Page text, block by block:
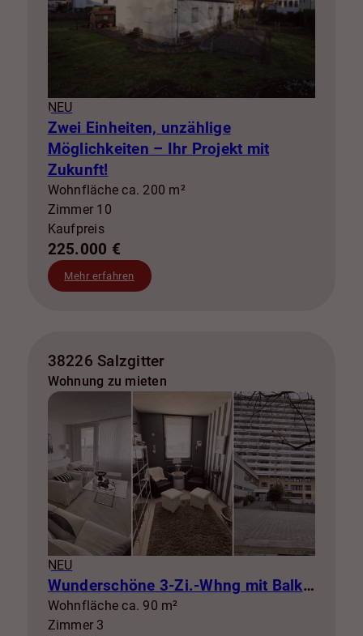
NEU
Zwei Einheiten, unzählige
Möglichkeiten – Ihr Projekt mit
Zukunft!
Wohnfläche ca. 200 m²
Zimmer 10
Kaufpreis
225.000 €
Mehr erfahren
38226 Salzgitter
Wohnung zu mieten
NEU
Wunderschöne 3-Zi.-Whng mit Balkon zur Miete! SZ-Lebenstedt
Wohnfläche ca. 90 m²
Zimmer 3